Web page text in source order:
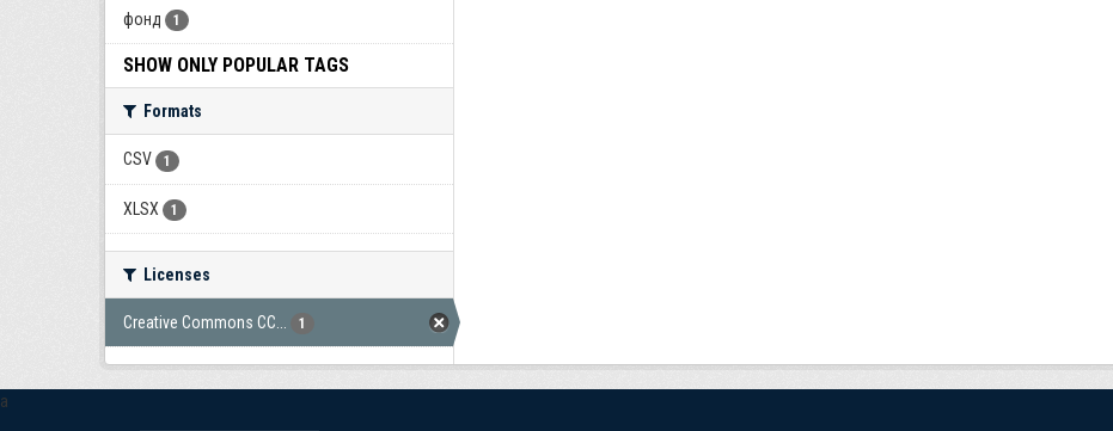
фонд 1
SHOW ONLY POPULAR TAGS
Formats
CSV 1
XLSX 1
Licenses
Creative Commons CC... 1
a